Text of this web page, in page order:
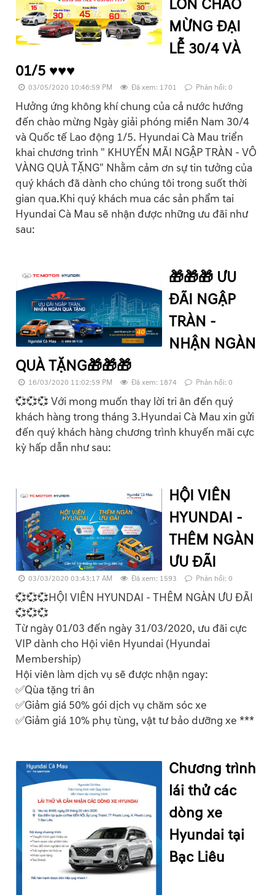
LỚN CHÀO
MỪNG ĐẠI
LỄ 30/4 VÀ
01/5 ♥️♥️♥️
03/05/2020 10:46:59 PM Đã xem: 1701 Phản hồi: 0
Hưởng ứng không khí chung của cả nước hướng
đến chào mừng Ngày giải phóng miền Nam 30/4
và Quốc tế Lao động 1/5. Hyundai Cà Mau triển
khai chương trình " KHUYẾN MÃI NGẬP TRÀN - VÔ
VÀNG QUÀ TẶNG" Nhằm cảm ơn sự tin tưởng của
quý khách đã dành cho chúng tôi trong suốt thời
gian qua.Khi quý khách mua các sản phẩm tai
Hyundai Cà Mau sẽ nhận được những ưu đãi như
sau:
🎁🎁🎁 ƯU
ĐÃI NGẬP
TRÀN -
NHẬN NGÀN
QUÀ TẶNG🎁🎁🎁
16/03/2020 11:02:59 PM Đã xem: 1874 Phản hồi: 0
💞💞💞 Với mong muốn thay lời tri ân đến quý
khách hàng trong tháng 3.Hyundai Cà Mau xin gửi
đến quý khách hàng chương trình khuyến mãi cực
kỳ hấp dẫn như sau:
HỘI VIÊN
HYUNDAI -
THÊM NGÀN
ƯU ĐÃI
03/03/2020 03:43:17 AM Đã xem: 1593 Phản hồi: 0
💞💞💞HỘI VIÊN HYUNDAI - THÊM NGÀN ƯU ĐÃI
💞💞💞
Từ ngày 01/03 đến ngày 31/03/2020, ưu đãi cực
VIP dành cho Hội viên Hyundai (Hyundai
Membership)
Hội viên làm dịch vụ sẽ được nhận ngay:
✅Qùa tặng tri ân
✅Giảm giá 50% gói dịch vụ chăm sóc xe
✅Giảm giá 10% phụ tùng, vật tư bảo dưỡng xe ***
Chương trình
lái thử các
dòng xe
Hyundai tại
Bạc Liêu